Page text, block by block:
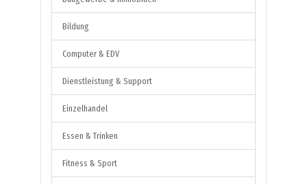
Bildung
Computer & EDV
Dienstleistung & Support
Einzelhandel
Essen & Trinken
Fitness & Sport